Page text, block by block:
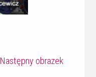
Następny obrazek